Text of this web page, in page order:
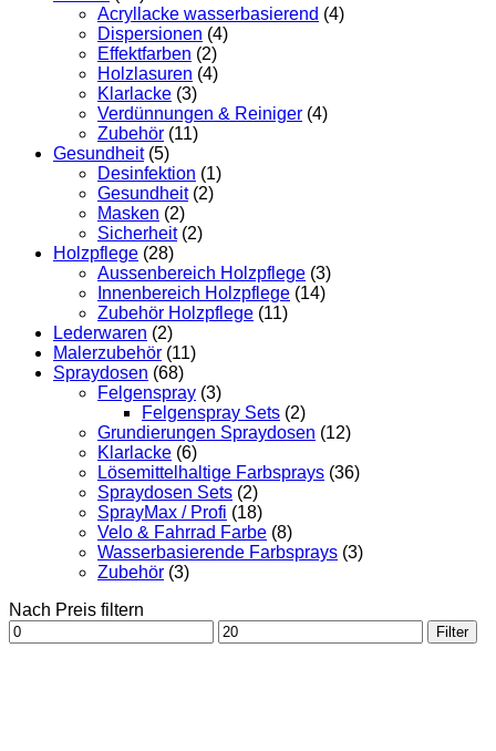
Acryllacke wasserbasierend (4)
Dispersionen (4)
Effektfarben (2)
Holzlasuren (4)
Klarlacke (3)
Verdünnungen & Reiniger (4)
Zubehör (11)
Gesundheit (5)
Desinfektion (1)
Gesundheit (2)
Masken (2)
Sicherheit (2)
Holzpflege (28)
Aussenbereich Holzpflege (3)
Innenbereich Holzpflege (14)
Zubehör Holzpflege (11)
Lederwaren (2)
Malerzubehör (11)
Spraydosen (68)
Felgenspray (3)
Felgenspray Sets (2)
Grundierungen Spraydosen (12)
Klarlacke (6)
Lösemittelhaltige Farbsprays (36)
Spraydosen Sets (2)
SprayMax / Profi (18)
Velo & Fahrrad Farbe (8)
Wasserbasierende Farbsprays (3)
Zubehör (3)
Nach Preis filtern
Min.
Preis
Max.
Preis
Filter